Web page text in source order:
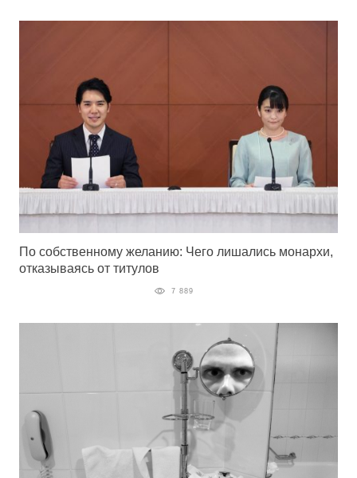
По собственному желанию: Чего лишались монархи,
отказываясь от титулов
7 889